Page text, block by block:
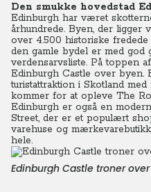
Den smukke hovedstad
Edinburgh har været
århundrede. Byen, der
over 4.500 historiske
den gamle bydel er med god
verdensarvsliste. På toppen
Edinburgh Castle over byen.
turistattraktion i Skotland med
kommer for at opleve The
Edinburgh er også en
Street, der er et populært
varehuse og
hele.
Edinburgh Castle troner